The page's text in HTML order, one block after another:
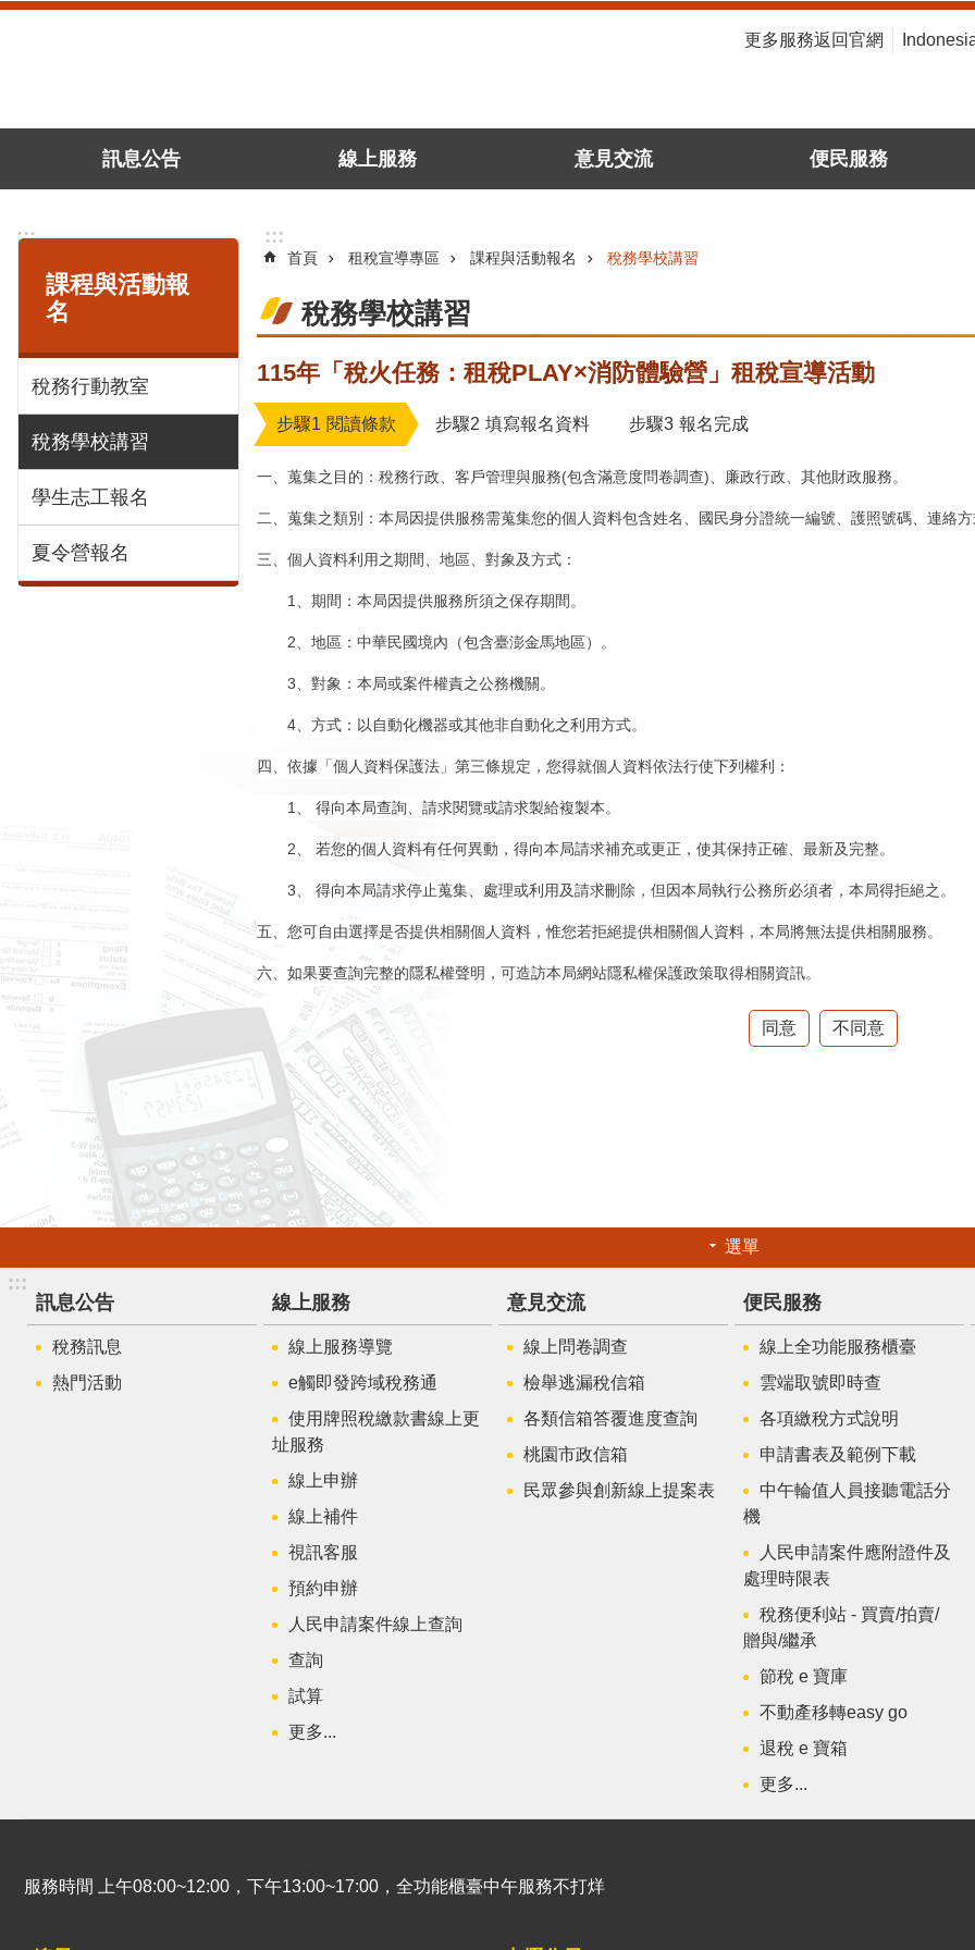
更多服務返回官網
訊息公告 線上服務 意見交流 便民服務
:::
課程與活動報
名
稅務行動教室
稅務學校講習
學生志工報名
夏令營報名
:::
首頁 租稅宣導專區 課程與活動報名 稅務學校講習
稅務學校講習
115年「稅火任務：租稅PLAY×消防體驗營」租稅宣導活動
步驟1 閱讀條款 步驟2 填寫報名資料 步驟3 報名完成
一、蒐集之目的：稅務行政、客戶管理與服務(包含滿意度問卷調查)、廉政行政、其他財政服務。
二、蒐集之類別：本局因提供服務需蒐集您的個人資料包含姓名、國民身分證統一編號、護照號碼、連絡方
三、個人資料利用之期間、地區、對象及方式：
1、期間：本局因提供服務所須之保存期間。
2、地區：中華民國境內（包含臺澎金馬地區）。
3、對象：本局或案件權責之公務機關。
4、方式：以自動化機器或其他非自動化之利用方式。
四、依據「個人資料保護法」第三條規定，您得就個人資料依法行使下列權利：
1、 得向本局查詢、請求閱覽或請求製給複製本。
2、 若您的個人資料有任何異動，得向本局請求補充或更正，使其保持正確、最新及完整。
3、 得向本局請求停止蒐集、處理或利用及請求刪除，但因本局執行公務所必須者，本局得拒絕之。
五、您可自由選擇是否提供相關個人資料，惟您若拒絕提供相關個人資料，本局將無法提供相關服務。
六、如果要查詢完整的隱私權聲明，可造訪本局網站隱私權保護政策取得相關資訊。
同意 不同意
選單
:::
訊息公告
稅務訊息
熱門活動
線上服務
線上服務導覽
e觸即發跨域稅務通
使用牌照稅繳款書線上更
址服務
線上申辦
線上補件
視訊客服
預約申辦
人民申請案件線上查詢
查詢
試算
更多...
意見交流
線上問卷調查
檢舉逃漏稅信箱
各類信箱答覆進度查詢
桃園市政信箱
民眾參與創新線上提案表
便民服務
線上全功能服務櫃臺
雲端取號即時查
各項繳稅方式說明
申請書表及範例下載
中午輪值人員接聽電話分
機
人民申請案件應附證件及
處理時限表
稅務便利站 - 買賣/拍賣/
贈與/繼承
節稅 e 寶庫
不動產移轉easy go
退稅 e 寶箱
更多...
服務時間 上午08:00~12:00，下午13:00~17:00，全功能櫃臺中午服務不打烊